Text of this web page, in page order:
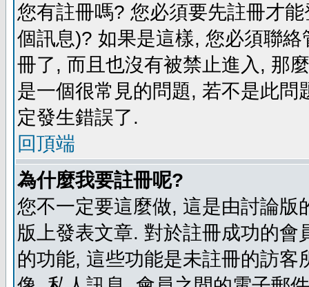
您有註冊嗎? 您必須要先註冊才
個訊息)? 如果是這樣, 您必須聯
冊了, 而且也沒有被禁止進入, 那
是一個很常見的問題, 若不是此
定發生錯誤了.
回頂端
為什麼我要註冊呢?
您不一定要這麼做, 這是由討論
版上發表文章. 對於註冊成功的
的功能, 這些功能是未註冊的訪